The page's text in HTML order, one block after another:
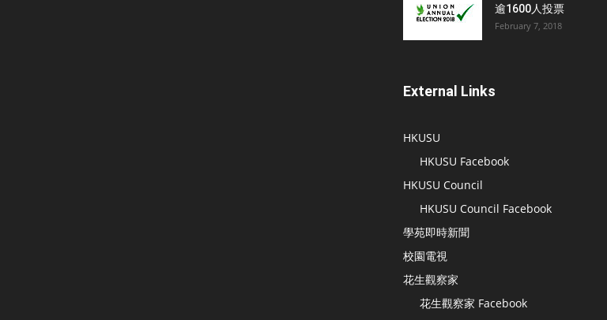
逾1600人投票
February 7, 2018
External Links
HKUSU
HKUSU Facebook
HKUSU Council
HKUSU Council Facebook
學苑即時新聞
校園電視
花生觀察家
花生觀察家 Facebook